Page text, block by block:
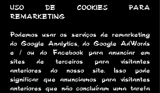
USO DE COOKIES PARA
REMARKETING
Podemos usar os serviços de remarketing
do Google Analytics, do Google AdWords
e / ou do Facebook para anunciar em
sites de terceiros para visitantes
anteriores do nosso site. Isso pode
significar que anunciamos para visitantes
anteriores que não concluíram uma tarefa